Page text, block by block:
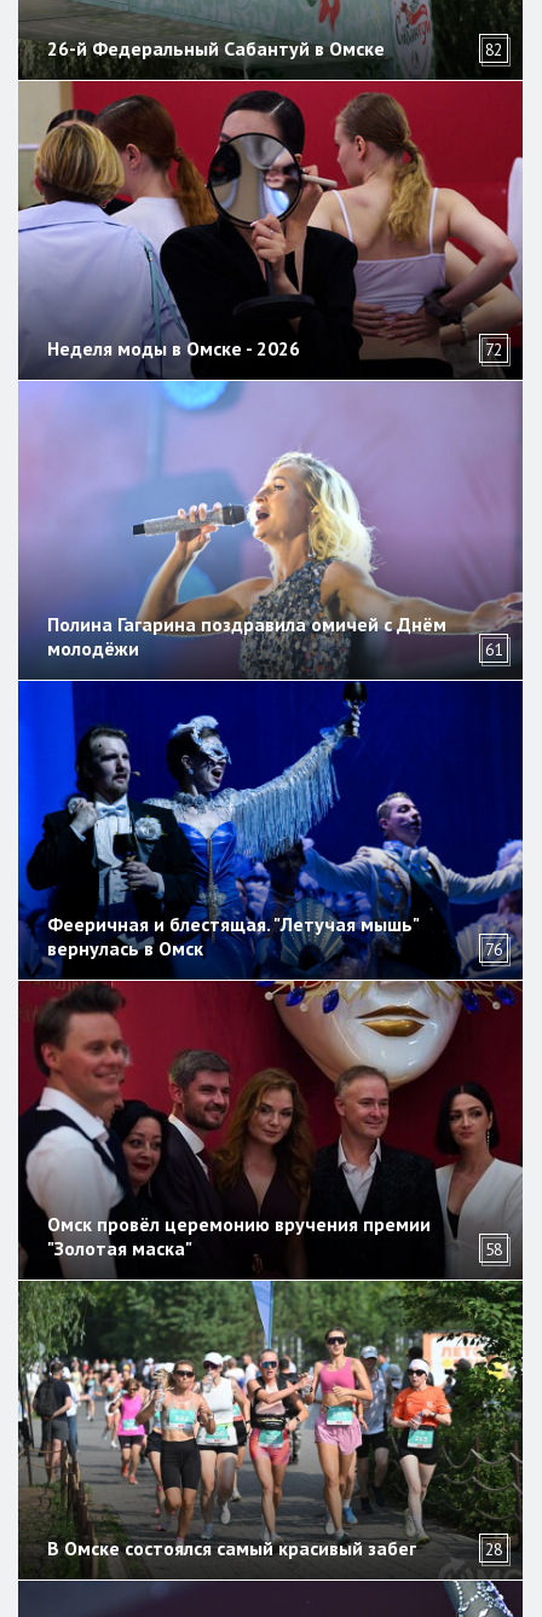
26-й Федеральный Сабантуй в Омске 82
Неделя моды в Омске - 2026 72
Полина Гагарина поздравила омичей с Днём
молодёжи
61
Фееричная и блестящая. "Летучая мышь"
вернулась в Омск
76
Омск провёл церемонию вручения премии
"Золотая маска"
58
В Омске состоялся самый красивый забег 28